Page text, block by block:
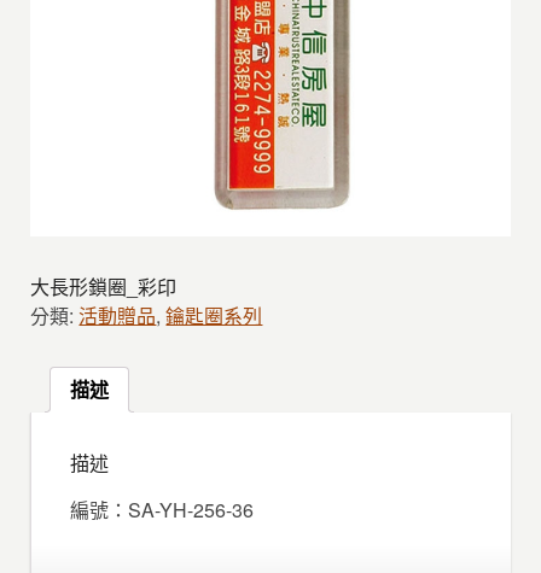
大長形鎖圈_彩印
分類:活動贈品,鑰匙圈系列
描述
描述
編號：SA-YH-256-36